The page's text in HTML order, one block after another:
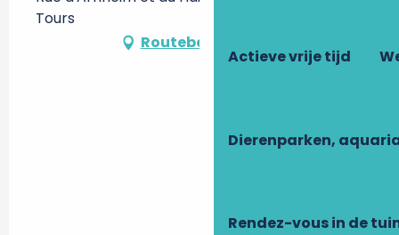
Actieve vrije tijd
Dierenparken,
Rendez-vous in de
Tours
Routebeschrijving